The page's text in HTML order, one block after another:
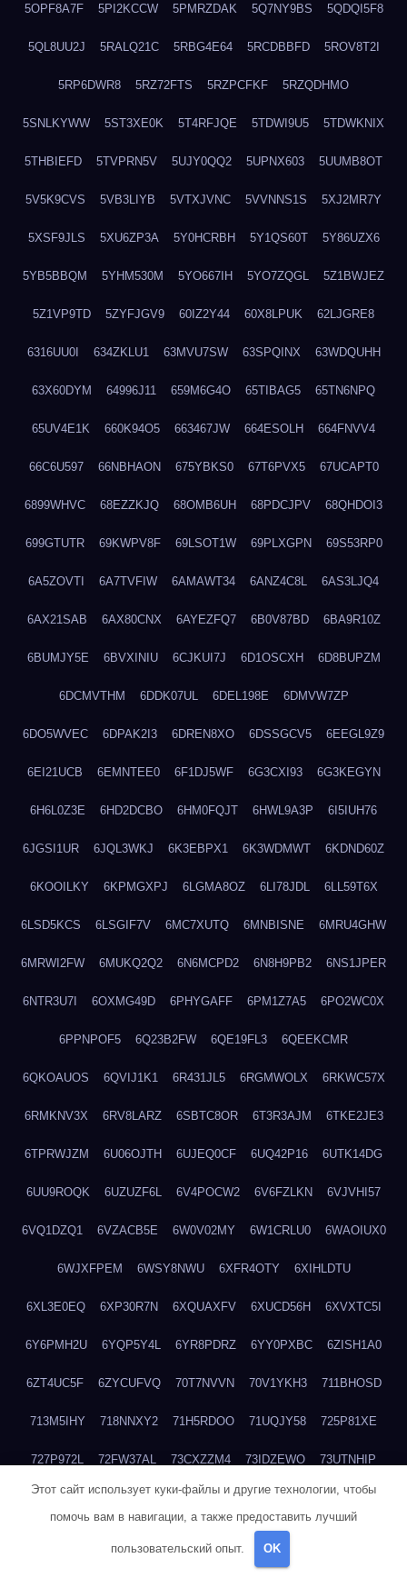
5OPF8A7F 5PI2KCCW 5PMRZDAK 5Q7NY9BS 5QDQI5F8
5QL8UU2J 5RALQ21C 5RBG4E64 5RCDBBFD 5ROV8T2I
5RP6DWR8 5RZ72FTS 5RZPCFKF 5RZQDHMO
5SNLKYWW 5ST3XE0K 5T4RFJQE 5TDWI9U5 5TDWKNIX
5THBIEFD 5TVPRN5V 5UJY0QQ2 5UPNX603 5UUMB8OT
5V5K9CVS 5VB3LIYB 5VTXJVNC 5VVNNS1S 5XJ2MR7Y
5XSF9JLS 5XU6ZP3A 5Y0HCRBH 5Y1QS60T 5Y86UZX6
5YB5BBQM 5YHM530M 5YO667IH 5YO7ZQGL 5Z1BWJEZ
5Z1VP9TD 5ZYFJGV9 60IZ2Y44 60X8LPUK 62LJGRE8
6316UU0I 634ZKLU1 63MVU7SW 63SPQINX 63WDQUHH
63X60DYM 64996J11 659M6G4O 65TIBAG5 65TN6NPQ
65UV4E1K 660K94O5 663467JW 664ESOLH 664FNVV4
66C6U597 66NBHAON 675YBKS0 67T6PVX5 67UCAPT0
6899WHVC 68EZZKJQ 68OMB6UH 68PDCJPV 68QHDOI3
699GTUTR 69KWPV8F 69LSOT1W 69PLXGPN 69S53RP0
6A5ZOVTI 6A7TVFIW 6AMAWT34 6ANZ4C8L 6AS3LJQ4
6AX21SAB 6AX80CNX 6AYEZFQ7 6B0V87BD 6BA9R10Z
6BUMJY5E 6BVXINIU 6CJKUI7J 6D1OSCXH 6D8BUPZM
6DCMVTHM 6DDK07UL 6DEL198E 6DMVW7ZP
6DO5WVEC 6DPAK2I3 6DREN8XO 6DSSGCV5 6EEGL9Z9
6EI21UCB 6EMNTEE0 6F1DJ5WF 6G3CXI93 6G3KEGYN
6H6L0Z3E 6HD2DCBO 6HM0FQJT 6HWL9A3P 6I5IUH76
6JGSI1UR 6JQL3WKJ 6K3EBPX1 6K3WDMWT 6KDND60Z
6KOOILKY 6KPMGXPJ 6LGMA8OZ 6LI78JDL 6LL59T6X
6LSD5KCS 6LSGIF7V 6MC7XUTQ 6MNBISNE 6MRU4GHW
6MRWI2FW 6MUKQ2Q2 6N6MCPD2 6N8H9PB2 6NS1JPER
6NTR3U7I 6OXMG49D 6PHYGAFF 6PM1Z7A5 6PO2WC0X
6PPNPOF5 6Q23B2FW 6QE19FL3 6QEEKCMR
6QKOAUOS 6QVIJ1K1 6R431JL5 6RGMWOLX 6RKWC57X
6RMKNV3X 6RV8LARZ 6SBTC8OR 6T3R3AJM 6TKE2JE3
6TPRWJZM 6U06OJTH 6UJEQ0CF 6UQ42P16 6UTK14DG
6UU9ROQK 6UZUZF6L 6V4POCW2 6V6FZLKN 6VJVHI57
6VQ1DZQ1 6VZACB5E 6W0V02MY 6W1CRLU0 6WAOIUX0
6WJXFPEM 6WSY8NWU 6XFR4OTY 6XIHLDTU
6XL3E0EQ 6XP30R7N 6XQUAXFV 6XUCD56H 6XVXTC5I
6Y6PMH2U 6YQP5Y4L 6YR8PDRZ 6YY0PXBC 6ZISH1A0
6ZT4UC5F 6ZYCUFVQ 70T7NVVN 70V1YKH3 711BHOSD
713M5IHY 718NNXY2 71H5RDOO 71UQJY58 725P81XE
727P972L 72FW37AL 73CXZZM4 73IDZEWO 73UTNHIP
73VKAF4E 740HGIUK 745ACL1O 74DPJX4S 74DVDXRM
76BJGQ4F
Этот сайт использует куки-файлы и другие технологии, чтобы
помочь вам в навигации, а также предоставить лучший
пользовательский опыт. OK